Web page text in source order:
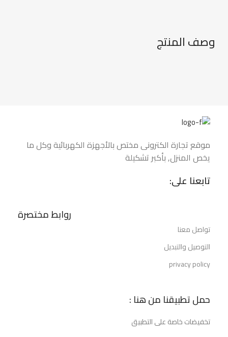
وصف المنتج
موقع تجارة الكتروني مختص بالأجهزة الكهربائية وكل ما
يخص المنزل, بأكبر تشكيلة
تابعنا على:
روابط مختصرة
تواصل معنا
التوصيل والتبديل
privacy policy
حمل تطبيقنا من هنا :
تخفيضات خاصة على التطبيق